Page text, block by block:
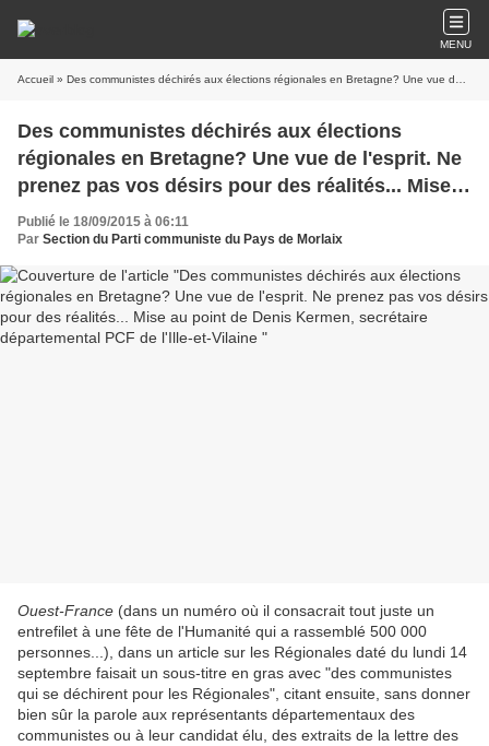
MENU
Accueil » Des communistes déchirés aux élections régionales en Bretagne? Une vue de l'esprit. Ne prenez pas vos désirs pour des réalités... Mise au point de Denis Kermen, secrétaire départemental PCF de l'Ille-et-Vilaine
Des communistes déchirés aux élections
régionales en Bretagne? Une vue de l'esprit. Ne
prenez pas vos désirs pour des réalités... Mise
au point de Denis Kermen, secrétaire
départemental PCF de l'Ille-et-Vilaine
Publié le 18/09/2015 à 06:11
Par Section du Parti communiste du Pays de Morlaix
Ouest-France (dans un numéro où il consacrait tout juste un
entrefilet à une fête de l'Humanité qui a rassemblé 500 000
personnes...), dans un article sur les Régionales daté du lundi 14
septembre faisait un sous-titre en gras avec "des communistes
qui se déchirent pour les Régionales", citant ensuite, sans donner
bien sûr la parole aux représentants départementaux des
communistes ou à leur candidat élu, des extraits de la lettre des